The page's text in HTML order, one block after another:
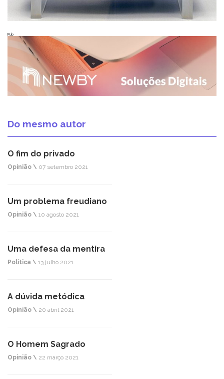
Pub
Do mesmo autor
O fim do privado
Opinião \ 07 setembro 2021
Um problema freudiano
Opinião \ 10 agosto 2021
Uma defesa da mentira
Política \ 13 julho 2021
A dúvida metódica
Opinião \ 20 abril 2021
O Homem Sagrado
Opinião \ 22 março 2021